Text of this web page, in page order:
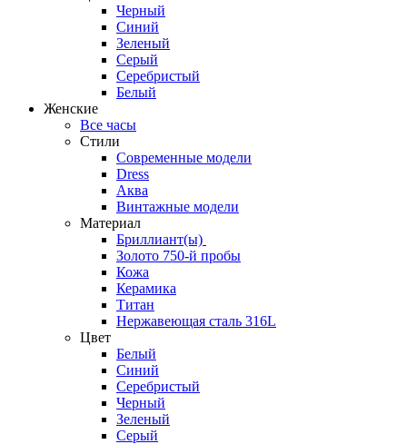
Черный
Синий
Зеленый
Серый
Серебристый
Белый
Женские
Все часы
Стили
Современные модели
Dress
Аква
Винтажные модели
Материал
Бриллиант(ы)
Золото 750-й пробы
Кожа
Керамика
Титан
Нержавеющая сталь 316L
Цвет
Белый
Синий
Серебристый
Черный
Зеленый
Серый